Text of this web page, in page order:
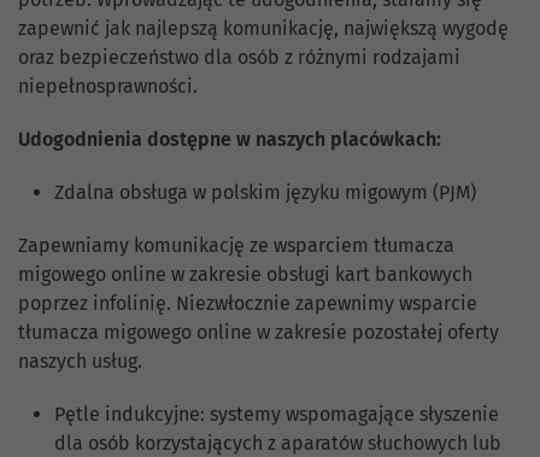
zapewnić jak najlepszą komunikację, największą wygodę
oraz bezpieczeństwo dla osób z różnymi rodzajami
niepełnosprawności.
Udogodnienia dostępne w naszych placówkach:
Zdalna obsługa w polskim języku migowym (PJM)
Zapewniamy komunikację ze wsparciem tłumacza
migowego online w zakresie obsługi kart bankowych
poprzez infolinię. Niezwłocznie zapewnimy wsparcie
tłumacza migowego online w zakresie pozostałej oferty
naszych usług.
Pętle indukcyjne: systemy wspomagające słyszenie
dla osób korzystających z aparatów słuchowych lub